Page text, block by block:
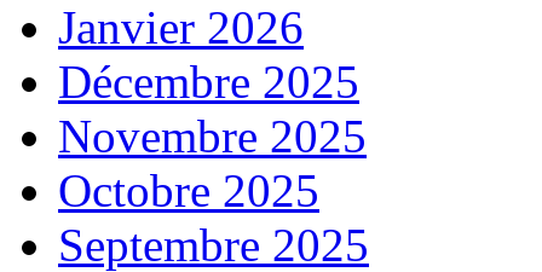
Janvier 2026
Décembre 2025
Novembre 2025
Octobre 2025
Septembre 2025